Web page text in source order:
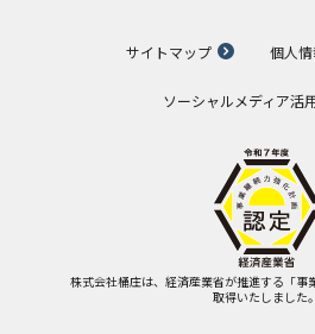
サイトマップ 個人
ソーシャルメディア活
株式会社桶庄は、経済産業省が推進する「事
取得いたしました。